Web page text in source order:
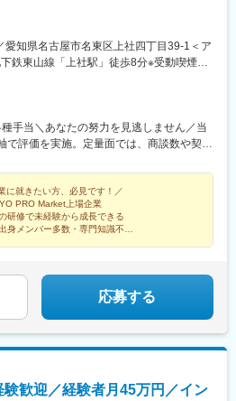
知県名古屋市名東区上社四丁目39-1＜ア
鉄東山線「上社駅」徒歩8分※受動喫煙対
手当＼あなたの努力を見逃しません／当
で評価を実施。定量面では、商談数や契約
や仕事への向き合い方を見ます。具体的
ているか」「勤務態度はどうか」「周り
ているか」といったマネジメント観点な
けて点数化しています。目標数字の達成
な取り組みやチームへの貢献度も正当に
に就きたい方、必見です！／
PRO Market上場企業
研修で未経験から成長できる
身メンバー多数・専門知識不要
応募する
歓迎／経験者月45万円／イン